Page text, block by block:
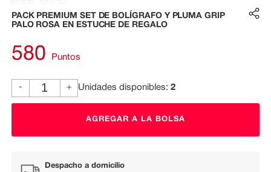
PACK PREMIUM SET DE BOLÍGRAFO Y PLUMA GRIP
PALO ROSA EN ESTUCHE DE REGALO
580 Puntos
- + Unidades disponibles: 2
AGREGAR A LA BOLSA
Despacho a domicilio